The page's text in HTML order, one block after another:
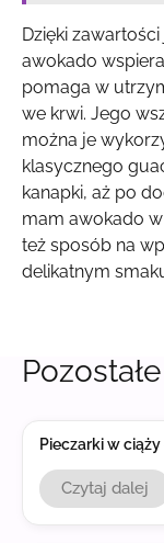
Dzięki
awokado
pomaga w
we krwi. Jego
można je
klasycznego
kanapki, aż po
mam awokado
też sposób na
delikatnym
Pozostałe
Pieczarki w
Czytaj dalej